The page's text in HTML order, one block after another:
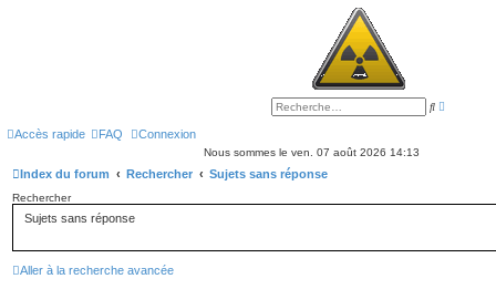
R
e
n
Accès rapide FAQ Connexion
Nous sommes le ven. 07 août 2026 14:13
Index du forum Rechercher Sujets sans réponse
Rechercher
Sujets sans réponse
Aller à la recherche avancée